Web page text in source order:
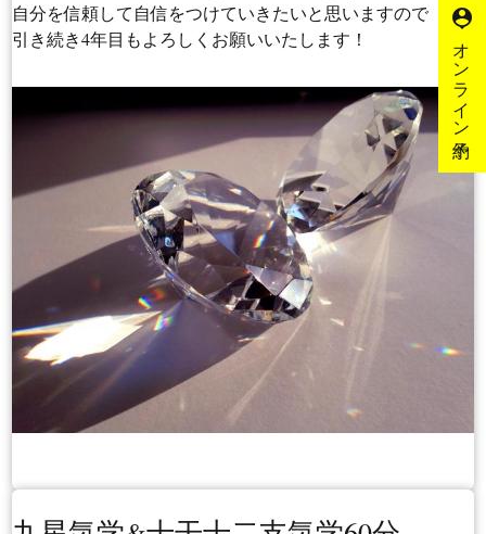
person_pin
オンライン予約
自分を信頼して自信をつけていきたいと思いますので
引き続き4年目もよろしくお願いいたします！